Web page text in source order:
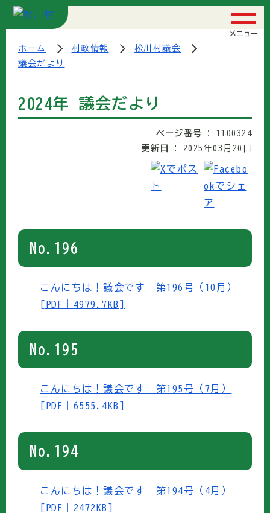
メニュー
ホーム 村政情報
松川村議会
議会だより
2024年 議会だより
ページ番号
1100324
更新日
2025年03月20日
No.196
こんにちは！議会です 第196号（10月）
[PDF｜4979.7KB]
No.195
こんにちは！議会です 第195号（7月）
[PDF｜6555.4KB]
No.194
こんにちは！議会です 第194号（4月）
[PDF｜2472KB]